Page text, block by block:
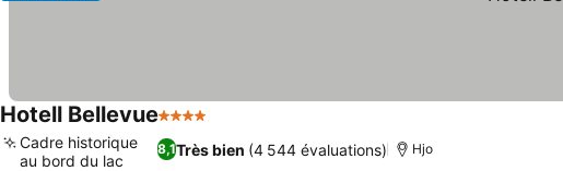
Hotell Bellevue4 Étoiles
8,1Très bien (4 544 évaluations)
Cadre historique
au bord du lac
Hjo